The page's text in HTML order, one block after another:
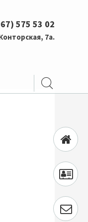
575 53 02
7а.
Главная
О